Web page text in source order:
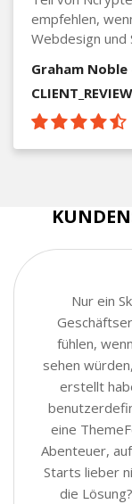
empfehlen,
Webdesign
Graham Noble
Nur ein
fühlen,
sehen
erstellt
eine
Abenteuer,
Starts lieber
die